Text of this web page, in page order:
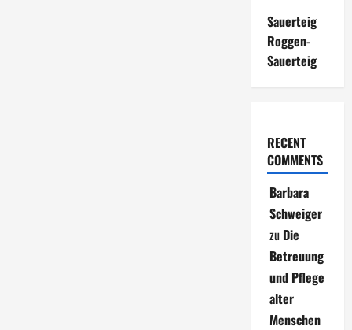
Sauerteig
Roggen-
Sauerteig
RECENT
COMMENTS
Barbara
Schweiger
zu Die
Betreuung
und Pflege
alter
Menschen